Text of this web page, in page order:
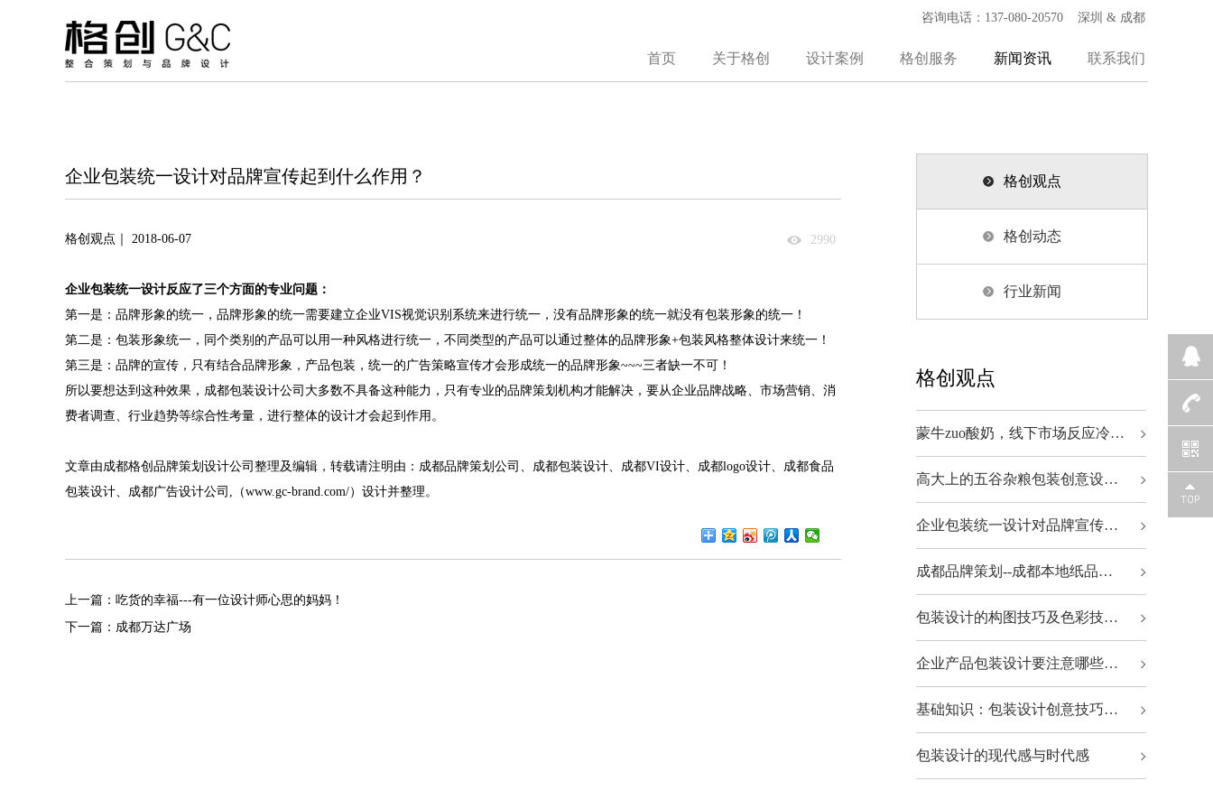
咨询电话：137-080-20570 深圳 & 成都
首页 关于格创 设计案例 格创服务 新闻资讯 联系我们
企业包装统一设计对品牌宣传起到什么作用？
格创观点｜ 2018-06-07 2990
企业包装统一设计反应了三个方面的专业问题：
第一是：品牌形象的统一，品牌形象的统一需要建立企业VIS视觉识别系统来进行统一，没有品牌形象的统一就没有包装形象的统一！
第二是：包装形象统一，同个类别的产品可以用一种风格进行统一，不同类型的产品可以通过整体的品牌形象+包装风格整体设计来统一！
第三是：品牌的宣传，只有结合品牌形象，产品包装，统一的广告策略宣传才会形成统一的品牌形象~~~三者缺一不可！
所以要想达到这种效果， 成都包装设计公司 大多数不具备这种能力，只有专业的品牌策划机构才能解决，要从企业品牌战略、市场营销、消
费者调查、行业趋势等综合性考量，进行整体的设计才会起到作用。
文章由成都格创品牌策划设计公司整理及编辑，转载请注明由： 成都品牌策划公司 、 成都包装设计、 成都VI设计、 成都logo设计、 成都食品
包装设计、 成都广告设计公司 ,（www.gc-brand.com/）设计并整理。
上一篇：吃货的幸福---有一位设计师心思的妈妈！
下一篇：成都万达广场
格创观点
格创动态
行业新闻
格创观点
蒙牛zuo酸奶，线下市场反应冷…
高大上的五谷杂粮包装创意设…
企业包装统一设计对品牌宣传…
成都品牌策划--成都本地纸品…
包装设计的构图技巧及色彩技…
企业产品包装设计要注意哪些…
基础知识：包装设计创意技巧…
包装设计的现代感与时代感